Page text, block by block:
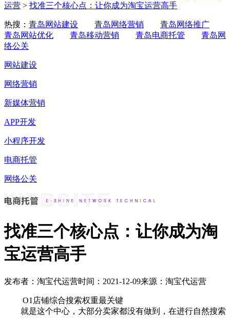
运营 > 找准三个核心点：让你成为淘宝运营高手
热搜： 青岛网站建设 青岛网络营销
青岛网络推广
青岛网站优化
青岛移动营销 青岛电商托管
青岛网
络公关
网站建设
网络营销
新媒体营销
APP开发
小程序开发
电商托管
网络公关
找准三个核心点：让你成为淘
宝运营高手
发布者：淘宝代运营时间：2021-12-09来源：淘宝代运营
O1店铺综合搜索权重最关键
就是这个中心，大部分卖家都没有做到，在进行自然搜索